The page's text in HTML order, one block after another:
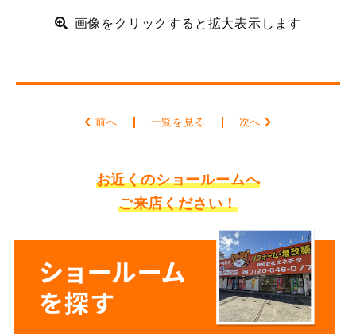
画像をクリックすると拡大表示します
前へ 一覧を見る 次へ
お近くのショールームへ
ご来店ください！